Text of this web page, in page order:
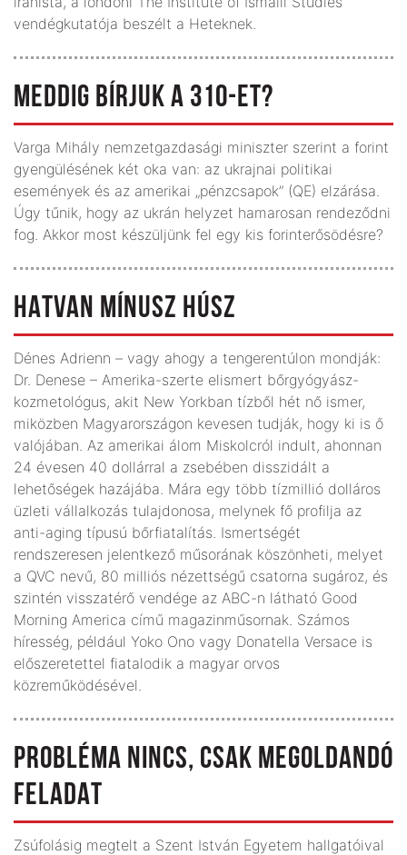
vendégkutatója beszélt a Heteknek.
MEDDIG BÍRJUK A 310-ET?
Varga Mihály nemzetgazdasági miniszter szerint a forint
gyengülésének két oka van: az ukrajnai politikai
események és az amerikai „pénzcsapok” (QE) elzárása.
Úgy tűnik, hogy az ukrán helyzet hamarosan rendeződni
fog. Akkor most készüljünk fel egy kis forinterősödésre?
HATVAN MÍNUSZ HÚSZ
Dénes Adrienn – vagy ahogy a tengerentúlon mondják:
Dr. Denese – Amerika-szerte elismert bőrgyógyász-
kozmetológus, akit New Yorkban tízből hét nő ismer,
miközben Magyarországon kevesen tudják, hogy ki is ő
valójában. Az amerikai álom Miskolcról indult, ahonnan
24 évesen 40 dollárral a zsebében disszidált a
lehetőségek hazájába. Mára egy több tízmillió dolláros
üzleti vállalkozás tulajdonosa, melynek fő profilja az
anti-aging típusú bőrfiatalítás. Ismertségét
rendszeresen jelentkező műsorának köszönheti, melyet
a QVC nevű, 80 milliós nézettségű csatorna sugároz, és
szintén visszatérő vendége az ABC-n látható Good
Morning America című magazinműsornak. Számos
híresség, például Yoko Ono vagy Donatella Versace is
előszeretettel fiatalodik a magyar orvos
közreműködésével.
PROBLÉMA NINCS, CSAK MEGOLDANDÓ
FELADAT
Zsúfolásig megtelt a Szent István Egyetem hallgatóival